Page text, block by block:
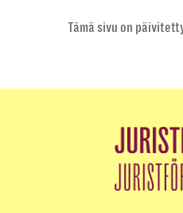
Tämä sivu on